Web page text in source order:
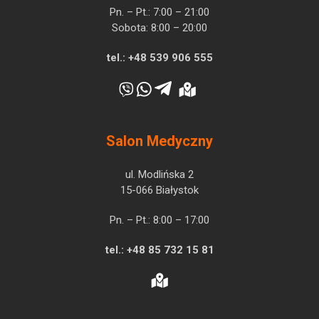
Pn. – Pt.: 7:00 – 21:00
Sobota: 8:00 – 20:00
tel.: +48 539 906 555
Salon Medyczny
ul. Modlińska 2
15-066 Białystok
Pn. – Pt.: 8:00 – 17:00
tel.: +48 85 732 15 81